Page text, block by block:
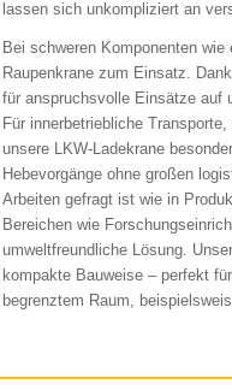
lassen sich unkompliziert an
Bei schweren Komponenten
Raupenkrane zum Einsatz.
für anspruchsvolle Einsätze auf
Für innerbetriebliche
unsere LKW-Ladekrane
Hebevorgänge ohne großen
Arbeiten gefragt ist wie in
Bereichen wie
umweltfreundliche Lösung.
kompakte Bauweise – perfekt
begrenztem Raum,